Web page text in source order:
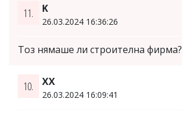
11. K
26.03.2024 16:36:26
Тоз нямаше ли строителна фирма?
10. ХХ
26.03.2024 16:09:41